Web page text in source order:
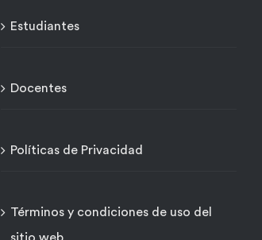
Estudiantes
Docentes
Políticas de Privacidad
Términos y condiciones de uso del
sitio web